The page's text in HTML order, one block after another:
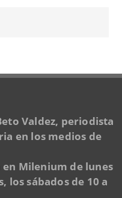
Valdez, periodista
en los medios de
Milenium de lunes
los sábados de 10 a